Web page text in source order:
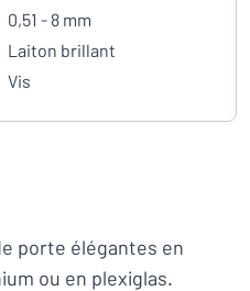
0,51 - 8 mm
Laiton brillant
Vis
porte élégantes en
ou en plexiglas.